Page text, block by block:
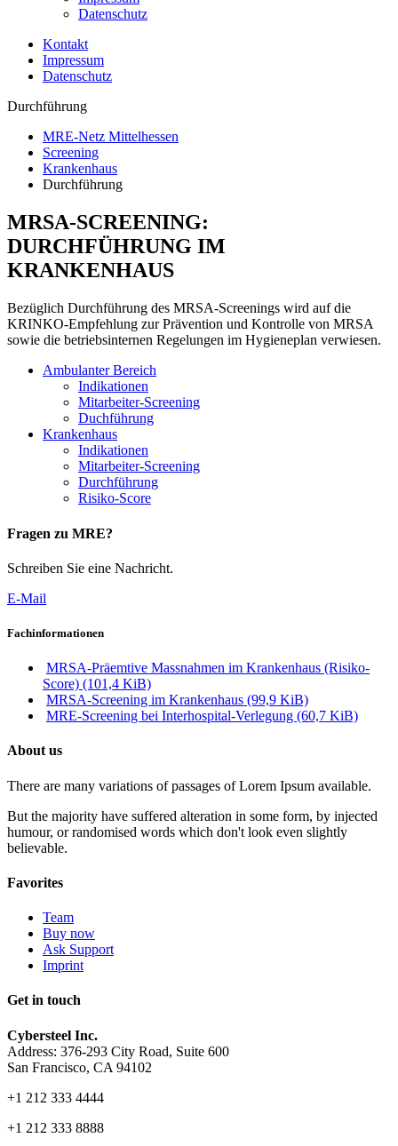
Datenschutz
Kontakt
Impressum
Datenschutz
Durchführung
MRE-Netz Mittelhessen
Screening
Krankenhaus
Durchführung
MRSA-SCREENING:
DURCHFÜHRUNG IM
KRANKENHAUS
Bezüglich Durchführung des MRSA-Screenings wird auf die
KRINKO-Empfehlung zur Prävention und Kontrolle von MRSA
sowie die betriebsinternen Regelungen im Hygieneplan verwiesen.
Ambulanter Bereich
Indikationen
Mitarbeiter-Screening
Duchführung
Krankenhaus
Indikationen
Mitarbeiter-Screening
Durchführung
Risiko-Score
Fragen zu MRE?
Schreiben Sie eine Nachricht.
E-Mail
Fachinformationen
MRSA-Präemtive Massnahmen im Krankenhaus (Risiko-
Score) (101,4 KiB)
MRSA-Screening im Krankenhaus (99,9 KiB)
MRE-Screening bei Interhospital-Verlegung (60,7 KiB)
About us
There are many variations of passages of Lorem Ipsum available.
But the majority have suffered alteration in some form, by injected
humour, or randomised words which don't look even slightly
believable.
Favorites
Team
Buy now
Ask Support
Imprint
Get in touch
Cybersteel Inc.
Address: 376-293 City Road, Suite 600
San Francisco, CA 94102
+1 212 333 4444
+1 212 333 8888